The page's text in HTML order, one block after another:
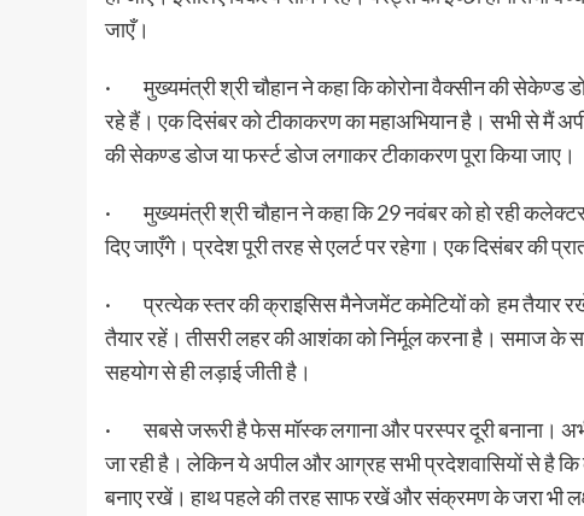
जाएँ।
· मुख्यमंत्री श्री चौहान ने कहा कि कोरोना वैक्सीन की सेकेण्ड
रहे हैं। एक दिसंबर को टीकाकरण का महाअभियान है। सभी से मैं
की सेकण्ड डोज या फर्स्ट डोज लगाकर टीकाकरण पूरा किया जाए।
· मुख्यमंत्री श्री चौहान ने कहा कि 29 नवंबर को हो रही
दिए जाएँगे। प्रदेश पूरी तरह से एलर्ट पर रहेगा। एक दिसंबर की
· प्रत्येक स्तर की क्राइसिस मैनेजमेंट कमेटियों को हम तैयार
तैयार रहें। तीसरी लहर की आशंका को निर्मूल करना है। समाज के
सहयोग से ही लड़ाई जीती है।
· सबसे जरूरी है फेस मॉस्क लगाना और परस्पर दूरी बनाना। अभी
जा रही है। लेकिन ये अपील और आग्रह सभी प्रदेशवासियों से है कि
बनाए रखें। हाथ पहले की तरह साफ रखें और संक्रमण के जरा भी